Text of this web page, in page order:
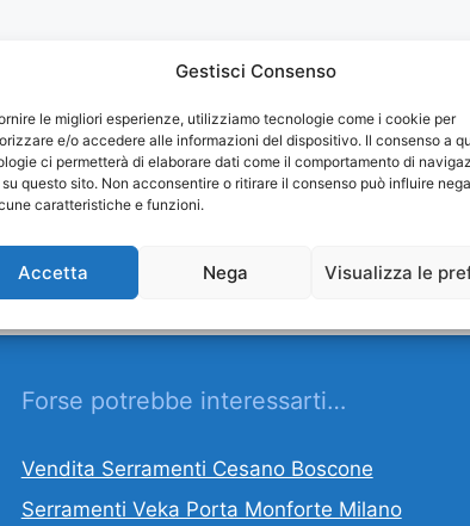
Gestisci Consenso
le migliori esperienze, utilizziamo tecnologie come i cookie per
e/o accedere alle informazioni del dispositivo. Il consenso a
ci permetterà di elaborare dati come il comportamento di
questo sito. Non acconsentire o ritirare il consenso può influire
caratteristiche e funzioni.
Accetta Nega Visualizza le
Forse potrebbe interessarti…
Vendita Serramenti Cesano Boscone
Serramenti Veka Porta Monforte Milano